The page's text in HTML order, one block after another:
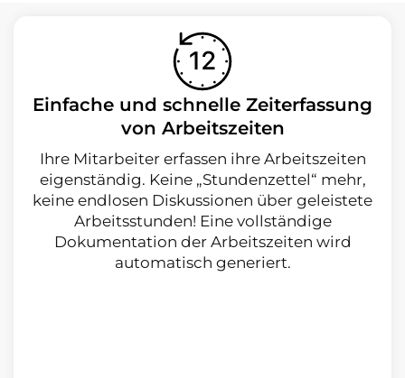
Einfache und schnelle Zeiterfassung
von Arbeitszeiten
Ihre Mitarbeiter erfassen ihre Arbeitszeiten
eigenständig. Keine „Stundenzettel“ mehr,
keine endlosen Diskussionen über geleistete
Arbeitsstunden! Eine vollständige
Dokumentation der Arbeitszeiten wird
automatisch generiert.